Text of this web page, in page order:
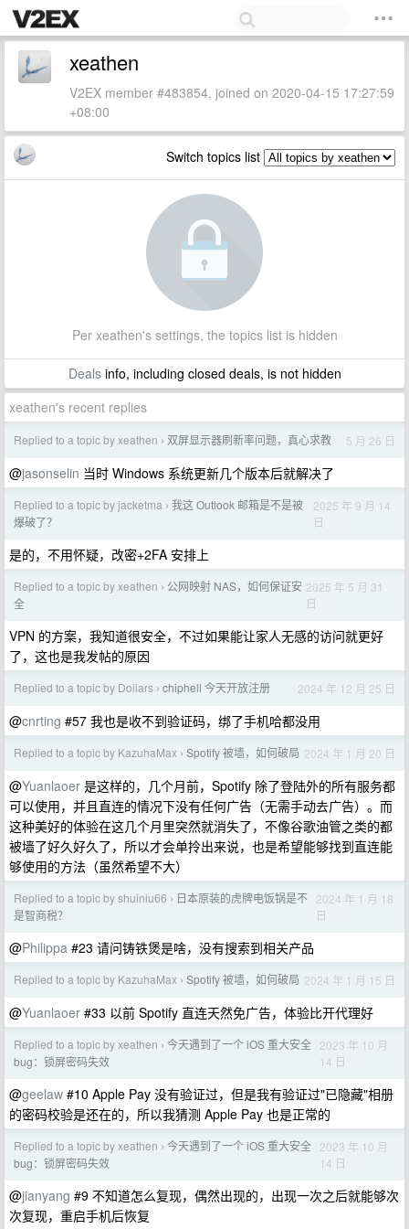
xeathen
V2EX member #483854, joined on 2020-04-15 17:27:59
+08:00
Switch topics list
Per xeathen's settings, the topics list is hidden
Dealsinfo, including closed deals, is not hidden
xeathen's recent replies
Replied to a topic by xeathen › 双屏显示器刷新率问题，真心求教 5 月 26 日
@jasonselin 当时 Windows 系统更新几个版本后就解决了
Replied to a topic by jacketma › 我这 Outlook 邮箱是不是被
爆破了？
2025 年 9 月 14
日
是的，不用怀疑，改密+2FA 安排上
Replied to a topic by xeathen › 公网映射 NAS，如何保证安
全
2025 年 5 月 31
日
VPN 的方案，我知道很安全，不过如果能让家人无感的访问就更好
了，这也是我发帖的原因
Replied to a topic by Doiiars › chiphell 今天开放注册 2024 年 12 月 25 日
@cnrting #57 我也是收不到验证码，绑了手机哈都没用
Replied to a topic by KazuhaMax › Spotify 被墙，如何破局 2024 年 1 月 20 日
@Yuanlaoer 是这样的，几个月前，Spotify 除了登陆外的所有服务都
可以使用，并且直连的情况下没有任何广告（无需手动去广告）。而
这种美好的体验在这几个月里突然就消失了，不像谷歌油管之类的都
被墙了好久好久了，所以才会单拎出来说，也是希望能够找到直连能
够使用的方法（虽然希望不大）
Replied to a topic by shuiniu66 › 日本原装的虎牌电饭锅是不
是智商税？
2024 年 1 月 18
日
@Philippa #23 请问铸铁煲是啥，没有搜索到相关产品
Replied to a topic by KazuhaMax › Spotify 被墙，如何破局 2024 年 1 月 15 日
@Yuanlaoer #33 以前 Spotify 直连天然免广告，体验比开代理好
Replied to a topic by xeathen › 今天遇到了一个 iOS 重大安全
bug：锁屏密码失效
2023 年 10 月
14 日
@geelaw #10 Apple Pay 没有验证过，但是我有验证过"已隐藏"相册
的密码校验是还在的，所以我猜测 Apple Pay 也是正常的
Replied to a topic by xeathen › 今天遇到了一个 iOS 重大安全
bug：锁屏密码失效
2023 年 10 月
14 日
@jianyang #9 不知道怎么复现，偶然出现的，出现一次之后就能够次
次复现，重启手机后恢复